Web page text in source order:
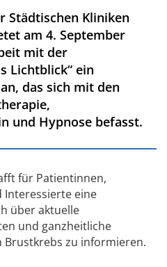
Städtischen Kliniken
am 4. September
mit der
Lichtblick“ ein
das sich mit den
und Hypnose befasst.
für Patientinnen,
Interessierte eine
über aktuelle
und ganzheitliche
Brustkrebs zu informieren.